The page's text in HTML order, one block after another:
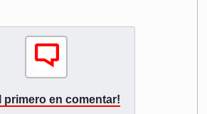
primero en comentar!